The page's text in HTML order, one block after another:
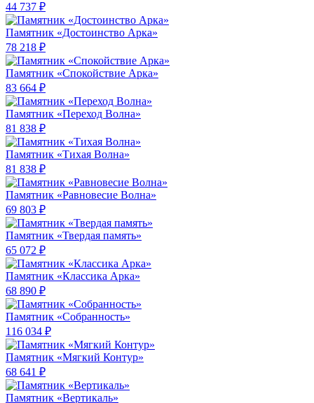
44 737 ₽
Памятник «Достоинство Арка»
78 218 ₽
Памятник «Спокойствие Арка»
83 664 ₽
Памятник «Переход Волна»
81 838 ₽
Памятник «Тихая Волна»
81 838 ₽
Памятник «Равновесие Волна»
69 803 ₽
Памятник «Твердая память»
65 072 ₽
Памятник «Классика Арка»
68 890 ₽
Памятник «Собранность»
116 034 ₽
Памятник «Мягкий Контур»
68 641 ₽
Памятник «Вертикаль»